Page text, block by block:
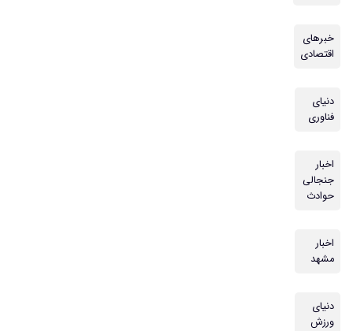
خبرهای
اقتصادی
دنیای
فناوری
اخبار
جنجالی
حوادث
اخبار
مشهد
دنیای
ورزش